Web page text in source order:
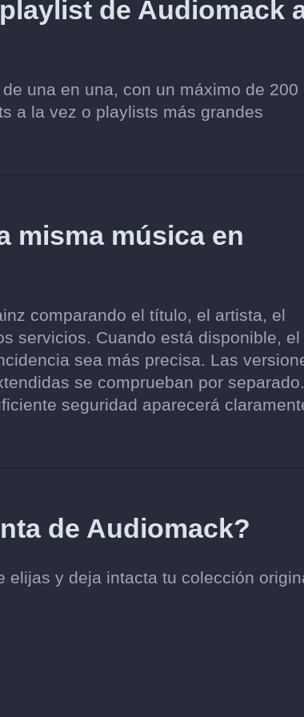
de Audiomack
una en una, con un máximo de 200
a la vez o playlists más grandes
misma música en
comparando el título, el artista, el
servicios. Cuando está disponible, el
sea más precisa. Las
se comprueban por separado.
seguridad aparecerá
de Audiomack?
elijas y deja intacta tu colección